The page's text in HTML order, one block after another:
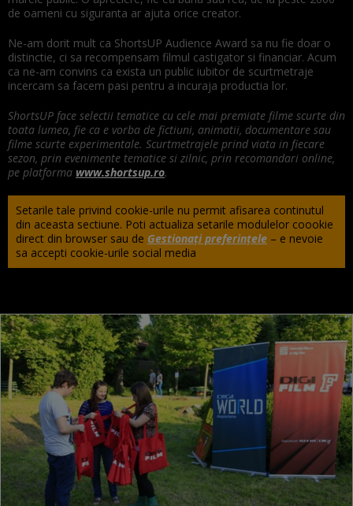
de oameni cu siguranta ar ajuta orice creator.
Ne-am dorit mult ca ShortsUP Audience Award sa nu fie doar o
distinctie, ci sa recompensam filmul castigator si financiar. Acum
ca ne-am convins ca exista un public iubitor de scurtmetraje
incercam sa facem pasi pentru a incuraja productia lor.
ShortsUP face selectii tematice cu cele mai premiate filme scurte din
toata lumea, fie ca e vorba de fictiuni, animatii, documentare sau
filme scurte experimentale. Scurtmetrajele prind viata in fiecare
sezon, prin evenimente tematice si zilnic, prin recomandari online,
pe platforma www.shortsup.ro.
Setarile tale privind cookie-urile nu permit afisarea continutul
din aceasta sectiune. Poti actualiza setarile modulelor coookie
direct din browser sau de Gestionați preferințele – e nevoie
sa accepti cookie-urile social media